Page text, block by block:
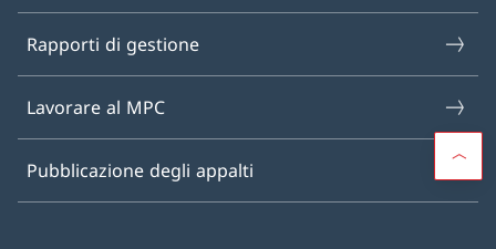
Rapporti di gestione
Lavorare al MPC
Pubblicazione degli appalti